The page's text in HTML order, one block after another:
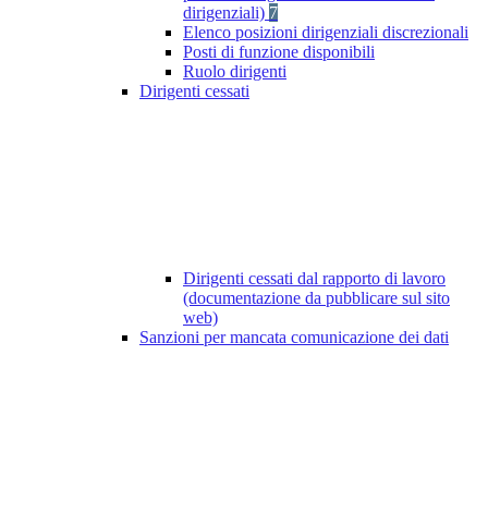
dirigenziali) 7
Elenco posizioni dirigenziali discrezionali
Posti di funzione disponibili
Ruolo dirigenti
Dirigenti cessati
Dirigenti cessati dal rapporto di lavoro
(documentazione da pubblicare sul sito
web)
Sanzioni per mancata comunicazione dei dati